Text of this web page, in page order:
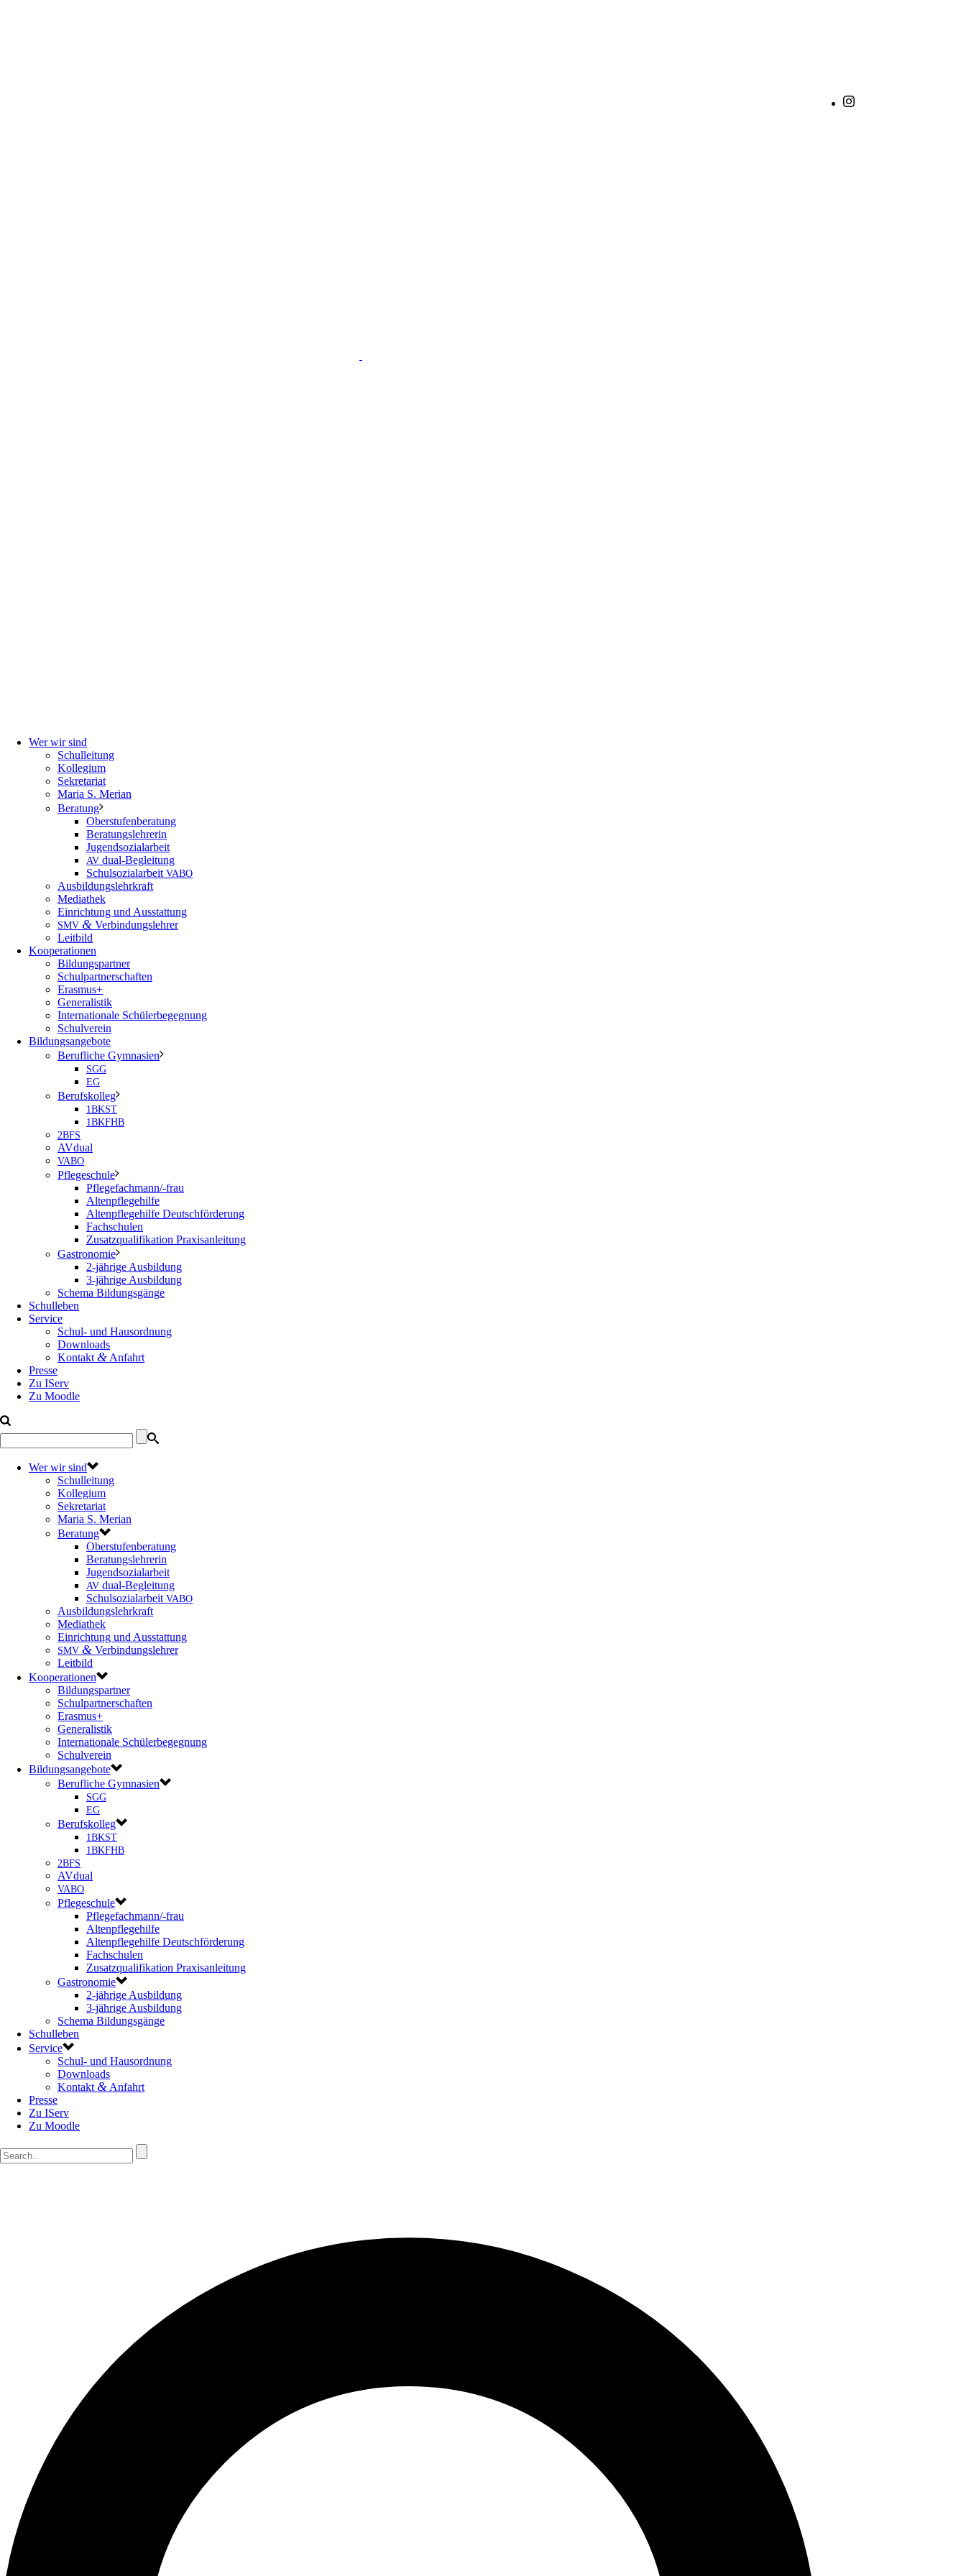
Wer wir sind
Schulleitung
Kollegium
Sekretariat
Maria S. Merian
Beratung
Oberstufenberatung
Beratungslehrerin
Jugendsozialarbeit
AV dual-Begleitung
Schulsozialarbeit VABO
Ausbildungslehrkraft
Mediathek
Einrichtung und Ausstattung
SMV & Verbindungslehrer
Leitbild
Kooperationen
Bildungspartner
Schulpartnerschaften
Erasmus+
Generalistik
Internationale Schülerbegegnung
Schulverein
Bildungsangebote
Berufliche Gymnasien
SGG
EG
Berufskolleg
1BKST
1BKFHB
2BFS
AVdual
VABO
Pflegeschule
Pflegefachmann/-frau
Altenpflegehilfe
Altenpflegehilfe Deutschförderung
Fachschulen
Zusatzqualifikation Praxisanleitung
Gastronomie
2-jährige Ausbildung
3-jährige Ausbildung
Schema Bildungsgänge
Schulleben
Service
Schul- und Hausordnung
Downloads
Kontakt & Anfahrt
Presse
Zu IServ
Zu Moodle
Wer wir sind
Schulleitung
Kollegium
Sekretariat
Maria S. Merian
Beratung
Oberstufenberatung
Beratungslehrerin
Jugendsozialarbeit
AV dual-Begleitung
Schulsozialarbeit VABO
Ausbildungslehrkraft
Mediathek
Einrichtung und Ausstattung
SMV & Verbindungslehrer
Leitbild
Kooperationen
Bildungspartner
Schulpartnerschaften
Erasmus+
Generalistik
Internationale Schülerbegegnung
Schulverein
Bildungsangebote
Berufliche Gymnasien
SGG
EG
Berufskolleg
1BKST
1BKFHB
2BFS
AVdual
VABO
Pflegeschule
Pflegefachmann/-frau
Altenpflegehilfe
Altenpflegehilfe Deutschförderung
Fachschulen
Zusatzqualifikation Praxisanleitung
Gastronomie
2-jährige Ausbildung
3-jährige Ausbildung
Schema Bildungsgänge
Schulleben
Service
Schul- und Hausordnung
Downloads
Kontakt & Anfahrt
Presse
Zu IServ
Zu Moodle